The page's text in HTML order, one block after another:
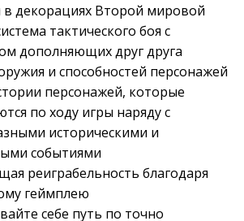
в декорациях Второй мировой
тактического боя с
дополняющих друг друга
и способностей персонажей
персонажей, которые
по ходу игры наряду с
историческими и
событиями
реиграбельность благодаря
геймплею
себе путь по точно